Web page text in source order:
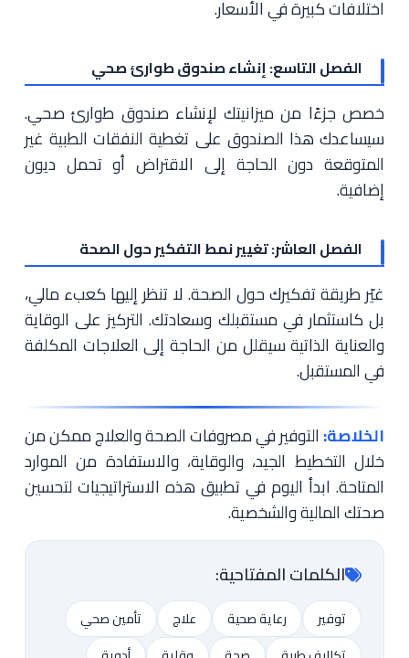
اختلافات كبيرة في الأسعار.
الفصل التاسع: إنشاء صندوق طوارئ صحي
خصص جزءًا من ميزانيتك لإنشاء صندوق طوارئ صحي.
سيساعدك هذا الصندوق على تغطية النفقات الطبية غير
المتوقعة دون الحاجة إلى الاقتراض أو تحمل ديون
إضافية.
الفصل العاشر: تغيير نمط التفكير حول الصحة
غيّر طريقة تفكيرك حول الصحة. لا تنظر إليها كعبء مالي،
بل كاستثمار في مستقبلك وسعادتك. التركيز على الوقاية
والعناية الذاتية سيقلل من الحاجة إلى العلاجات المكلفة
في المستقبل.
الخلاصة: التوفير في مصروفات الصحة والعلاج ممكن من
خلال التخطيط الجيد، والوقاية، والاستفادة من الموارد
المتاحة. ابدأ اليوم في تطبيق هذه الاستراتيجيات لتحسين
صحتك المالية والشخصية.
الكلمات المفتاحية:
توفير رعاية صحية علاج
تأمين صحي